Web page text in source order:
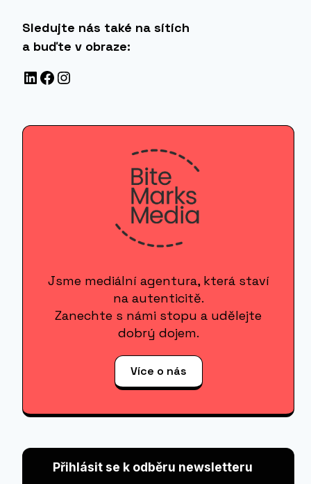
Sledujte nás také na sítích
a buďte v obraze:
LinkedIn
Facebook
Instagram
Jsme mediální agentura, která staví
na autenticitě.
Zanechte s námi stopu a udělejte
dobrý dojem.
Více o nás
Přihlásit se k odběru newsletteru